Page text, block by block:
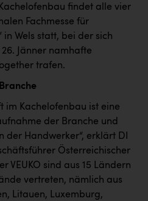
Motorhotels
findet alle vier
Fachmesse für
in Wels statt, bei der sich
Jänner namhafte
trafen.
im Kachelofenbau ist eine
der Branche und
der Handwerker“, erklärt DI
Österreichischer
VEUKO sind aus 15 Ländern
vertreten, nämlich aus
Litauen, Luxemburg,